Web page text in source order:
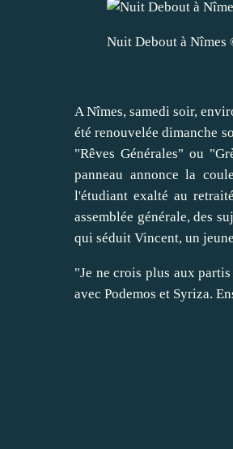
Nuit Debout à Nîmes
A Nîmes, samedi soir,
été renouvelée dimanche
"Rêves Générales" ou
panneau annonce la
l'étudiant exalté au
assemblée générale, des
qui séduit Vincent, un
"Je ne crois plus aux
avec Podemos et Syriza.